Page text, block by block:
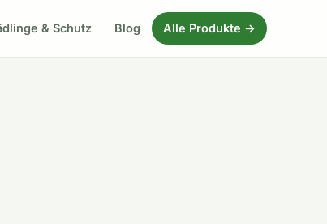
& Schutz Blog Alle Produkte →